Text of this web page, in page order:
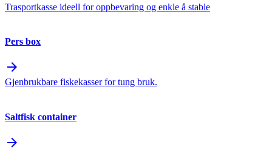
Trasportkasse ideell for oppbevaring og enkle å stable
Pers box
arrow_forward
Gjenbrukbare fiskekasser for tung bruk.
Saltfisk container
arrow_forward